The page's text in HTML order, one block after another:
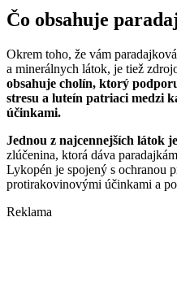
Čo obsahuje
Okrem toho, že vám
a minerálnych látok, je tiež
obsahuje cholín, ktorý
stresu a luteín patriaci medzi
účinkami.
Jednou z najcennejších látok je
zlúčenina, ktorá dáva
Lykopén je spojený s ochranou
protirakovinovými účinkami a
Reklama